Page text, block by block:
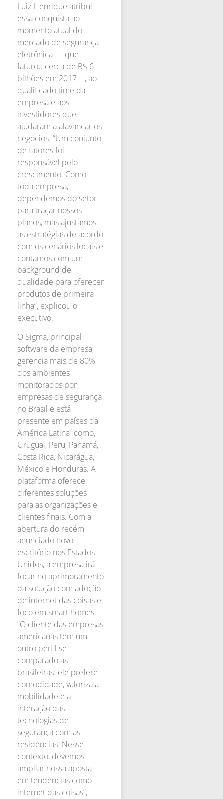
Luiz Henrique atribui
essa conquista ao
momento atual do
mercado de segurança
eletrônica — que
faturou cerca de R$ 6
bilhões em 2017—, ao
qualificado time da
empresa e aos
investidores que
ajudaram a alavancar os
negócios. “Um conjunto
de fatores foi
responsável pelo
crescimento. Como
toda empresa,
dependemos do setor
para traçar nossos
planos, mas ajustamos
as estratégias de acordo
com os cenários locais e
contamos com um
background de
qualidade para oferecer
produtos de primeira
linha”, explicou o
executivo.
O Sigma, principal
software da empresa,
gerencia mais de 80%
dos ambientes
monitorados por
empresas de segurança
no Brasil e está
presente em países da
América Latina como,
Uruguai, Peru, Panamá,
Costa Rica, Nicarágua,
México e Honduras. A
plataforma oferece
diferentes soluções
para as organizações e
clientes finais. Com a
abertura do recém
anunciado novo
escritório nos Estados
Unidos, a empresa irá
focar no aprimoramento
da solução com adoção
de internet das coisas e
foco em smart homes.
“O cliente das empresas
americanas tem um
outro perfil se
comparado às
brasileiras: ele prefere
comodidade, valoriza a
mobilidade e a
interação das
tecnologias de
segurança com as
residências. Nesse
contexto, devemos
ampliar nossa aposta
em tendências como
internet das coisas”,